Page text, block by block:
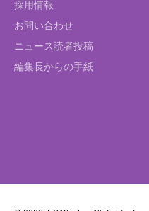
採用情報
お問い合わせ
ニュース読者投稿
編集長からの手紙